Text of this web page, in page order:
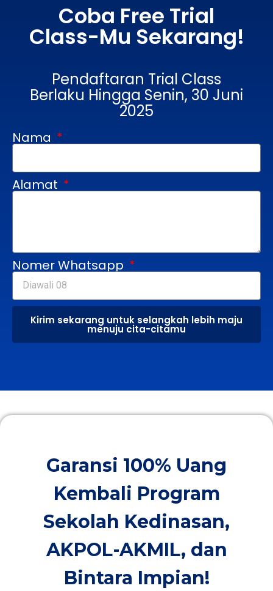
Coba Free Trial
Class-Mu Sekarang!
Pendaftaran Trial Class
Berlaku Hingga Senin, 30 Juni
2025
Nama
Alamat
Nomer Whatsapp
Kirim sekarang untuk selangkah lebih maju
menuju cita-citamu
Garansi 100% Uang
Kembali Program
Sekolah Kedinasan,
AKPOL-AKMIL, dan
Bintara Impian!